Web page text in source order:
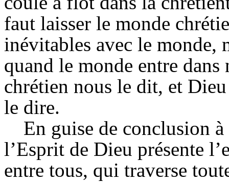
faut laisser le monde
inévitables avec le monde,
quand le monde entre
chrétien nous le dit, et
le dire.
En guise de conclusion
l’Esprit de Dieu présente
entre tous, qui traverse